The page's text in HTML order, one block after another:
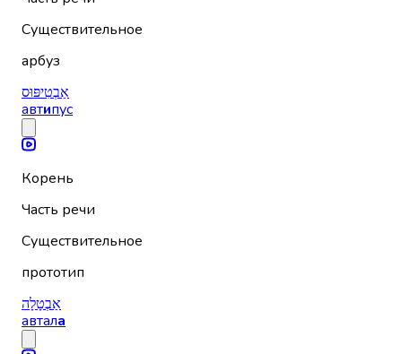
Существительное
арбуз
אַבְטִיפּוּס
автипус
Корень
Часть речи
Существительное
прототип
אַבְטָלָה
автала